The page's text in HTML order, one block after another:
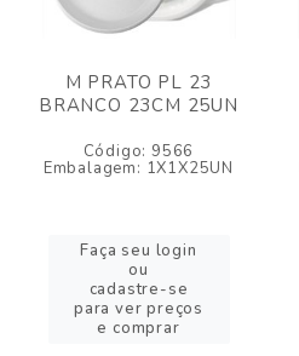
M PRATO PL 23
BRANCO 23CM 25UN
Código: 9566
Embalagem: 1X1X25UN
Faça seu login
ou
cadastre-se
para ver preços
e comprar